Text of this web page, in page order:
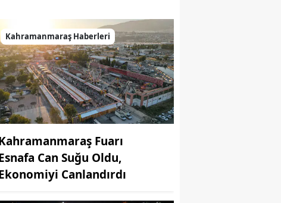
Yolu yeniden hizmete açıldı
Kahramanmaraş Haberleri
Fuarı
Can Suğu Oldu,
Canlandırdı